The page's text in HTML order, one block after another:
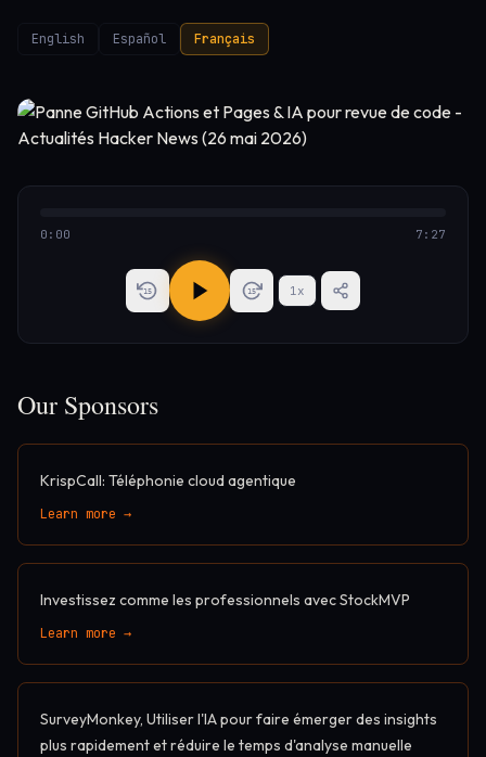
English Español Français
0:00 7:27
15 15 1x
Our Sponsors
KrispCall: Téléphonie cloud agentique
Learn more →
Investissez comme les professionnels avec StockMVP
Learn more →
SurveyMonkey, Utiliser l'IA pour faire émerger des insights
plus rapidement et réduire le temps d'analyse manuelle